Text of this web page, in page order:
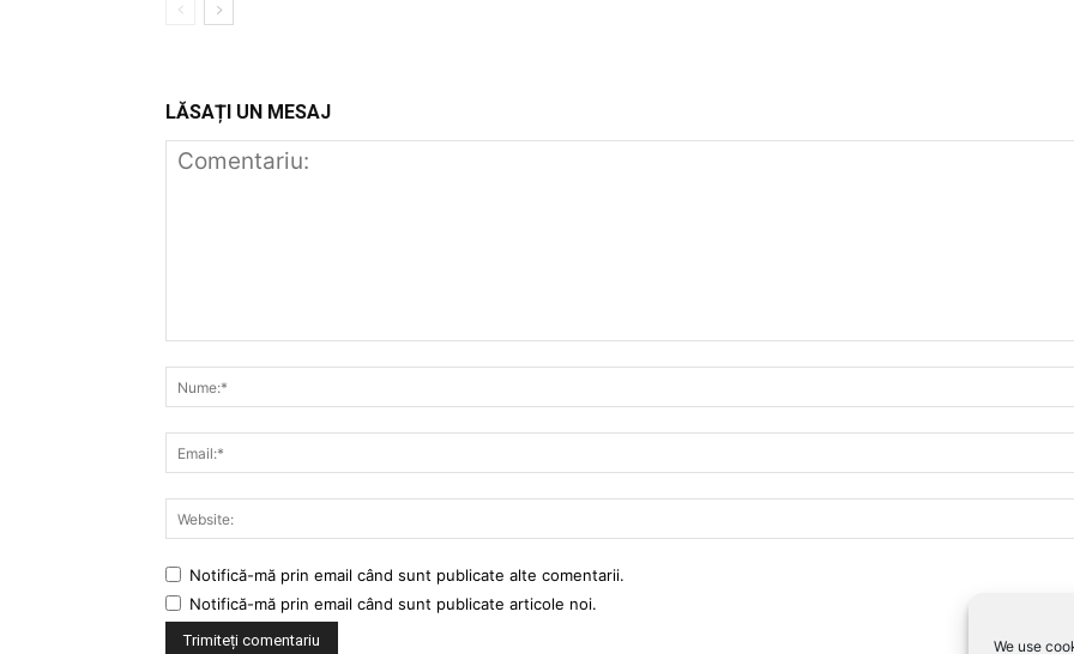
We use
LĂSAȚI UN MESAJ
Notifică-mă prin email când sunt publicate alte comentarii.
Notifică-mă prin email când sunt publicate articole noi.